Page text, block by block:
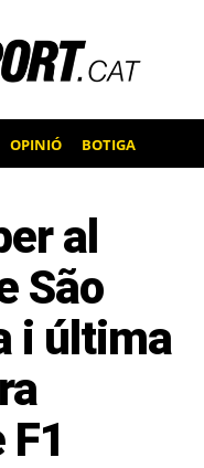
OPINIÓ BOTIGA
al
São
i última